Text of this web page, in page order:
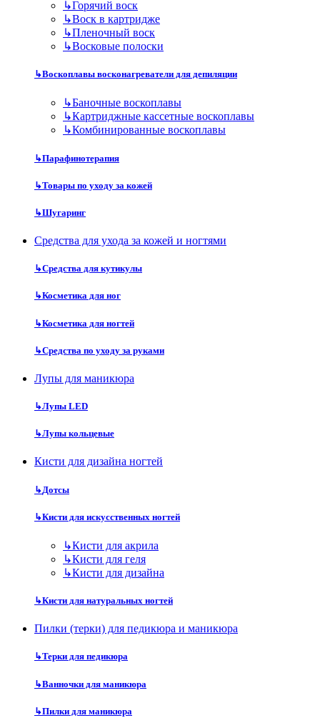
↳Горячий воск
↳Воск в картридже
↳Пленочный воск
↳Восковые полоски
↳Воскоплавы восконагреватели для депиляции
↳Баночные воскоплавы
↳Картриджные кассетные воскоплавы
↳Комбинированные воскоплавы
↳Парафинотерапия
↳Товары по уходу за кожей
↳Шугаринг
Средства для ухода за кожей и ногтями
↳Средства для кутикулы
↳Косметика для ног
↳Косметика для ногтей
↳Средства по уходу за руками
Лупы для маникюра
↳Лупы LED
↳Лупы кольцевые
Кисти для дизайна ногтей
↳Дотсы
↳Кисти для искусственных ногтей
↳Кисти для акрила
↳Кисти для геля
↳Кисти для дизайна
↳Кисти для натуральных ногтей
Пилки (терки) для педикюра и маникюра
↳Терки для педикюра
↳Ванночки для маникюра
↳Пилки для маникюра